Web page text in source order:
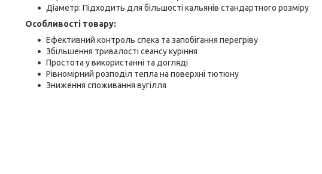
Діаметр: Підходить для більшості кальянів стандартного розміру
Особливості товару:
Ефективний контроль спека та запобігання перегріву
Збільшення тривалості сеансу куріння
Простота у використанні та догляді
Рівномірний розподіл тепла на поверхні тютюну
Зниження споживання вугілля